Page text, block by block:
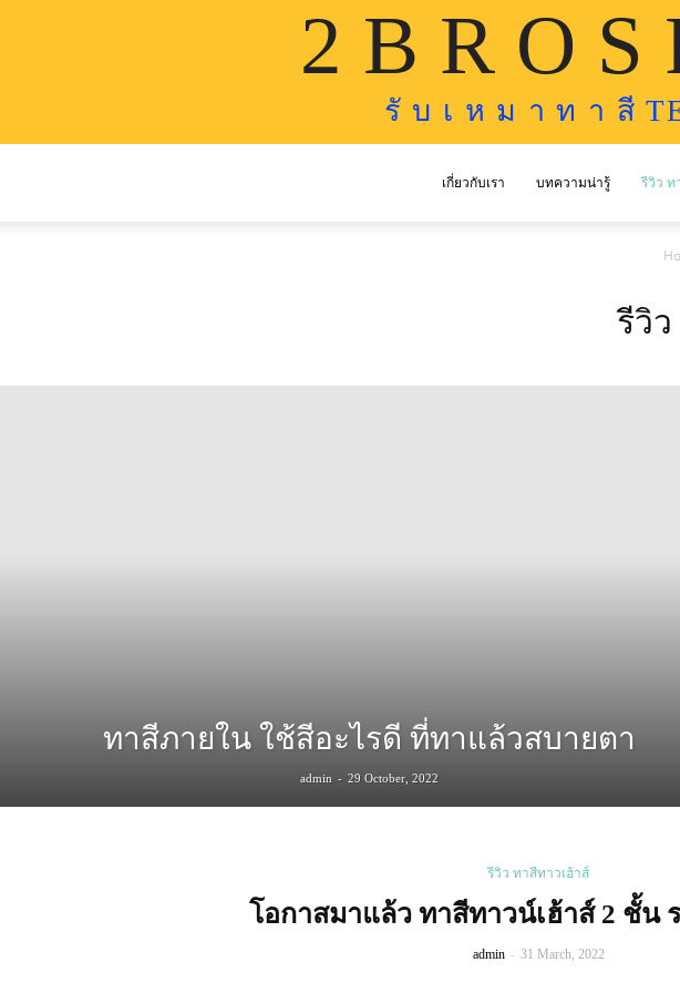
2 B R O S
รั บ เ ห ม า ท า สี
เกี่ยวกับเรา บทความน่ารู้ รีวิว ท
รีวิ
ทาสีภายใน ใช้สีอะไรดี ที่ทาแล้วสบายตา
admin - 29 October, 2022
รีวิว ทาสีทาวเฮ้าส์
โอกาสมาแล้ว ทาสีทาวน์เฮ้าส์ 2 ชั้น
admin - 31 March, 2022